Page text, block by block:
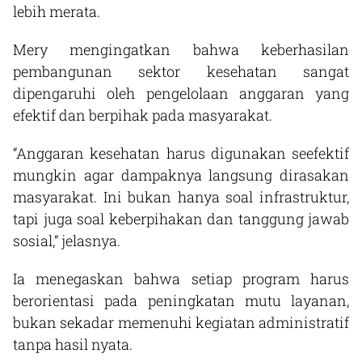
lebih merata.
Mery mengingatkan bahwa keberhasilan
pembangunan sektor kesehatan sangat
dipengaruhi oleh pengelolaan anggaran yang
efektif dan berpihak pada masyarakat.
“Anggaran kesehatan harus digunakan seefektif
mungkin agar dampaknya langsung dirasakan
masyarakat. Ini bukan hanya soal infrastruktur,
tapi juga soal keberpihakan dan tanggung jawab
sosial,” jelasnya.
Ia menegaskan bahwa setiap program harus
berorientasi pada peningkatan mutu layanan,
bukan sekadar memenuhi kegiatan administratif
tanpa hasil nyata.